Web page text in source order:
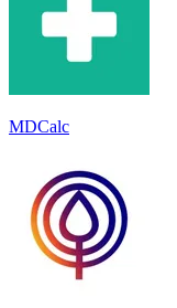
MDCalc